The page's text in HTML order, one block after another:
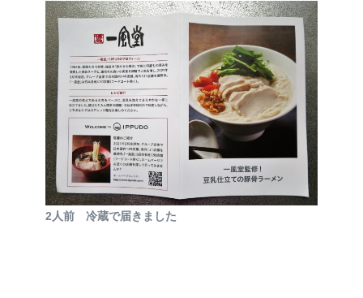
2人前 冷蔵で届きました